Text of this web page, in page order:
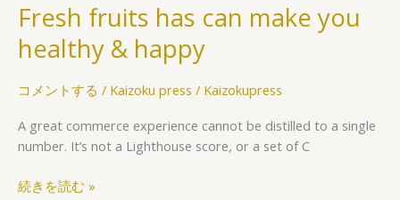
Fresh fruits has can make you
healthy & happy
コメントする / Kaizoku press / Kaizokupress
A great commerce experience cannot be distilled to a single
number. It’s not a Lighthouse score, or a set of C
has
can
make
healthy
happy
続きを読む »